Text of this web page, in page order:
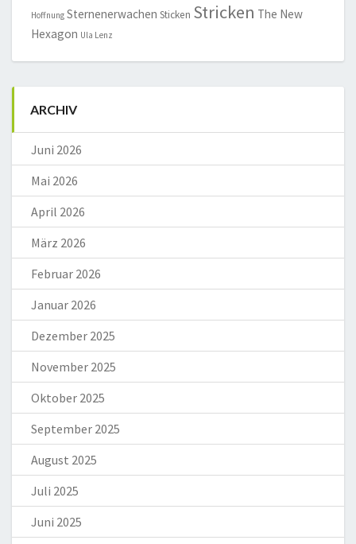
Hoffnung Sternenerwachen Sticken Stricken The New
Hexagon Ula Lenz
ARCHIV
Juni 2026
Mai 2026
April 2026
März 2026
Februar 2026
Januar 2026
Dezember 2025
November 2025
Oktober 2025
September 2025
August 2025
Juli 2025
Juni 2025